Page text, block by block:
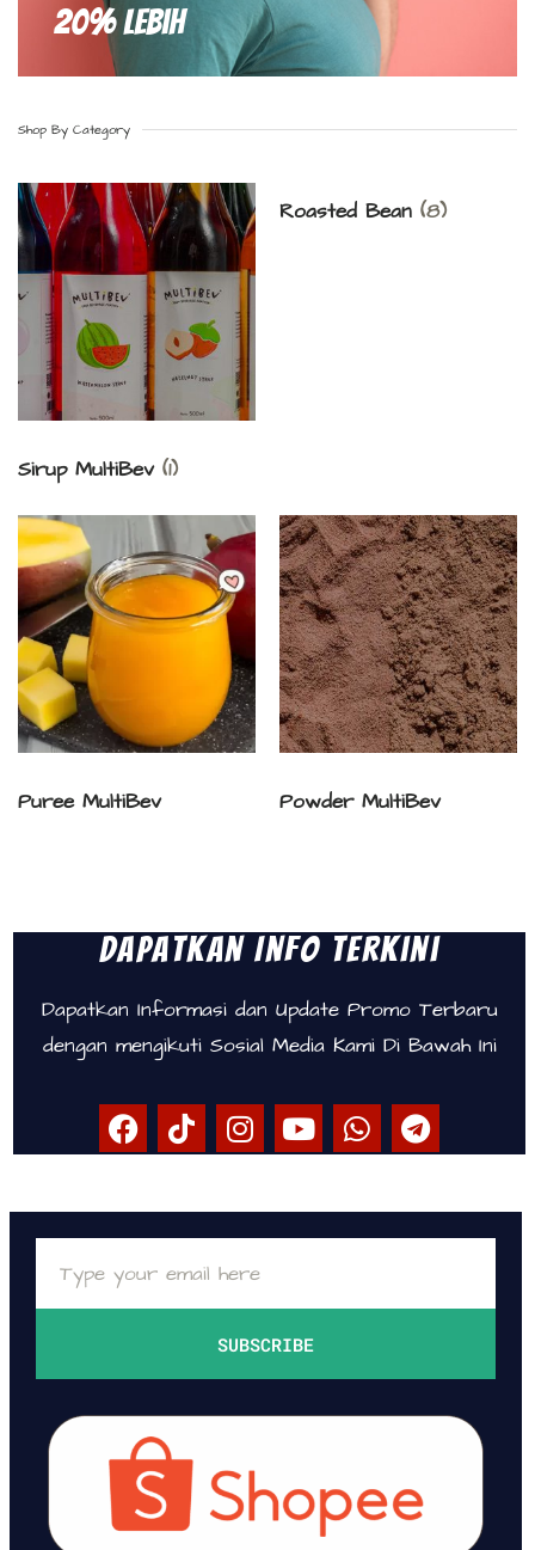
20% Lebih
Shop By Category
Sirup MultiBev (1)
Roasted Bean (8)
Puree MultiBev Powder MultiBev
Dapatkan Info Terkini
Dapatkan Informasi dan Update Promo Terbaru
dengan mengikuti Sosial Media Kami Di Bawah Ini
SUBSCRIBE